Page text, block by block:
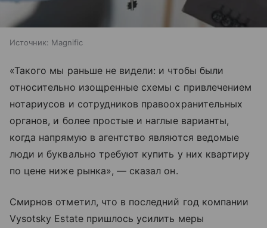
Источник: Magnific
«Такого мы раньше не видели: и чтобы были
относительно изощренные схемы с привлечением
нотариусов и сотрудников правоохранительных
органов, и более простые и наглые варианты,
когда напрямую в агентство являются ведомые
люди и буквально требуют купить у них квартиру
по цене ниже рынка», — сказал он.
Смирнов отметил, что в последний год компании
Vysotsky Estate пришлось усилить меры